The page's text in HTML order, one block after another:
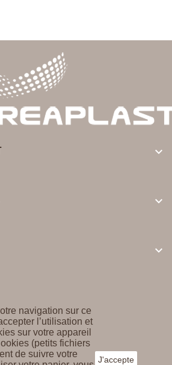



navigation sur ce
l’utilisation et
sur votre appareil
(petits fichiers
de suivre votre
J'accepte
CREAPLAST ©